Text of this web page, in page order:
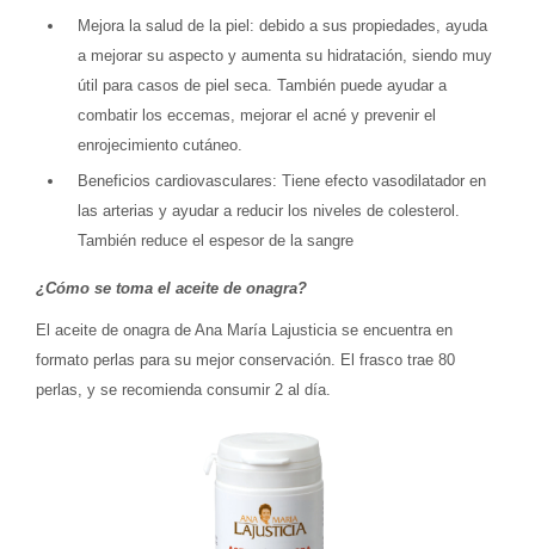
Mejora la salud de la piel: debido a sus propiedades, ayuda
a mejorar su aspecto y aumenta su hidratación, siendo muy
útil para casos de piel seca. También puede ayudar a
combatir los eccemas, mejorar el acné y prevenir el
enrojecimiento cutáneo.
Beneficios cardiovasculares: Tiene efecto vasodilatador en
las arterias y ayudar a reducir los niveles de colesterol.
También reduce el espesor de la sangre
¿Cómo se toma el aceite de onagra?
El aceite de onagra de Ana María Lajusticia se encuentra en
formato perlas para su mejor conservación. El frasco trae 80
perlas, y se recomienda consumir 2 al día.